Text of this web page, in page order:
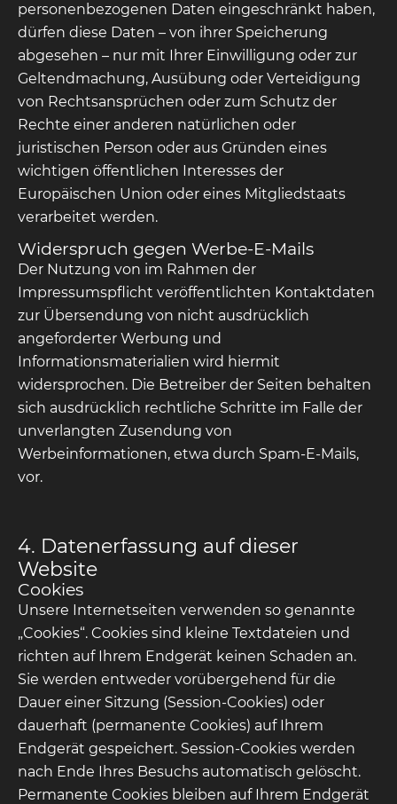
personenbezogenen Daten eingeschränkt haben,
dürfen diese Daten – von ihrer Speicherung
abgesehen – nur mit Ihrer Einwilligung oder zur
Geltendmachung, Ausübung oder Verteidigung
von Rechtsansprüchen oder zum Schutz der
Rechte einer anderen natürlichen oder
juristischen Person oder aus Gründen eines
wichtigen öffentlichen Interesses der
Europäischen Union oder eines Mitgliedstaats
verarbeitet werden.
Widerspruch gegen Werbe-E-Mails
Der Nutzung von im Rahmen der
Impressumspflicht veröffentlichten Kontaktdaten
zur Übersendung von nicht ausdrücklich
angeforderter Werbung und
Informationsmaterialien wird hiermit
widersprochen. Die Betreiber der Seiten behalten
sich ausdrücklich rechtliche Schritte im Falle der
unverlangten Zusendung von
Werbeinformationen, etwa durch Spam-E-Mails,
vor.
4. Datenerfassung auf dieser
Website
Cookies
Unsere Internetseiten verwenden so genannte
„Cookies“. Cookies sind kleine Textdateien und
richten auf Ihrem Endgerät keinen Schaden an.
Sie werden entweder vorübergehend für die
Dauer einer Sitzung (Session-Cookies) oder
dauerhaft (permanente Cookies) auf Ihrem
Endgerät gespeichert. Session-Cookies werden
nach Ende Ihres Besuchs automatisch gelöscht.
Permanente Cookies bleiben auf Ihrem Endgerät